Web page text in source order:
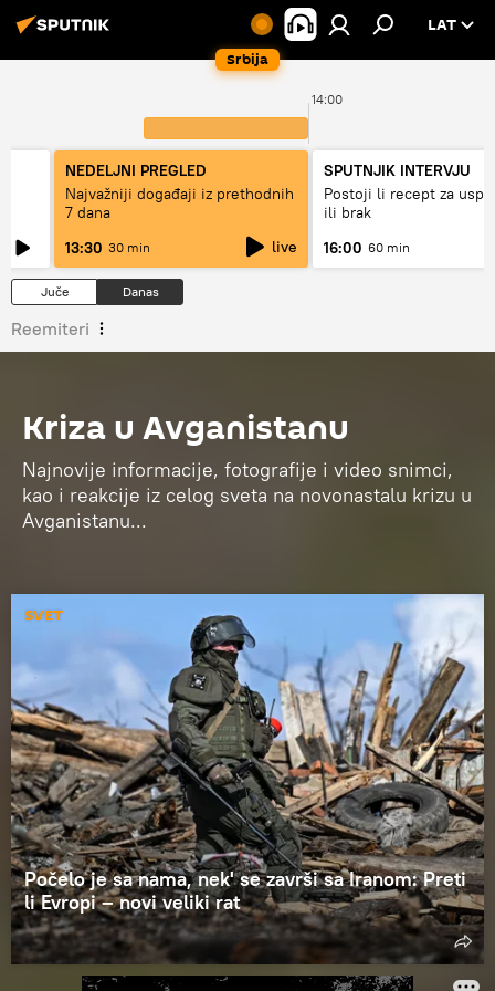
Srbija
LAT
14:00
NEDELJNI PREGLED
Najvažniji događaji iz prethodnih
7 dana
13:30 30 min live
SPUTNJIK INTERVJU
Postoji li recept za
ili brak
16:00 60 min
Juče Danas
Reemiteri
Kriza u Avganistanu
Najnovije informacije, fotografije i video snimci,
kao i reakcije iz celog sveta na novonastalu krizu u
Avganistanu...
SVET
Počelo je sa nama, nek' se završi sa Iranom: Preti
li Evropi – novi veliki rat